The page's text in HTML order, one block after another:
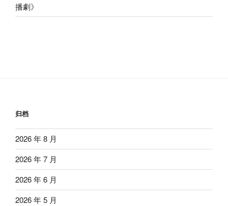
播劇》
归档
2026 年 8 月
2026 年 7 月
2026 年 6 月
2026 年 5 月